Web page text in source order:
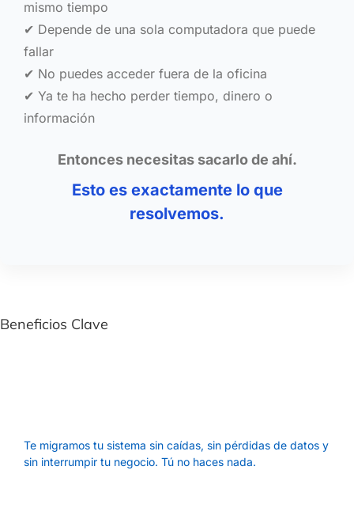
mismo tiempo
✔ Depende de una sola computadora que puede
fallar
✔ No puedes acceder fuera de la oficina
✔ Ya te ha hecho perder tiempo, dinero o
información
Entonces necesitas sacarlo de ahí.
Esto es exactamente lo que
resolvemos.
Beneficios Clave
Te migramos tu sistema sin caídas, sin pérdidas de datos y
sin interrumpir tu negocio. Tú no haces nada.